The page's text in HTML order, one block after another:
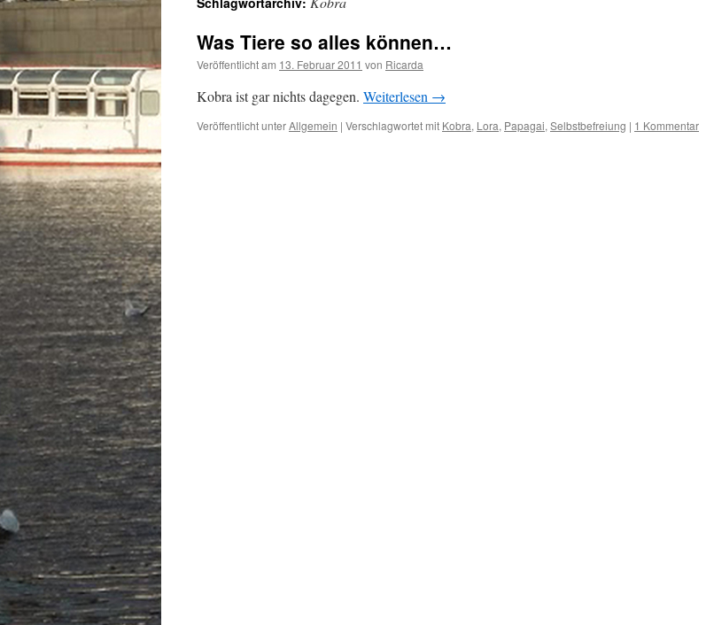
Was Tiere so alles können…
Veröffentlicht am 13. Februar 2011 von Ricarda
Kobra ist gar nichts dagegen. Weiterlesen →
Veröffentlicht unterAllgemein | Verschlagwortet mit Kobra, Lora, Papagai, Selbstbefreiung | 1 Kommentar